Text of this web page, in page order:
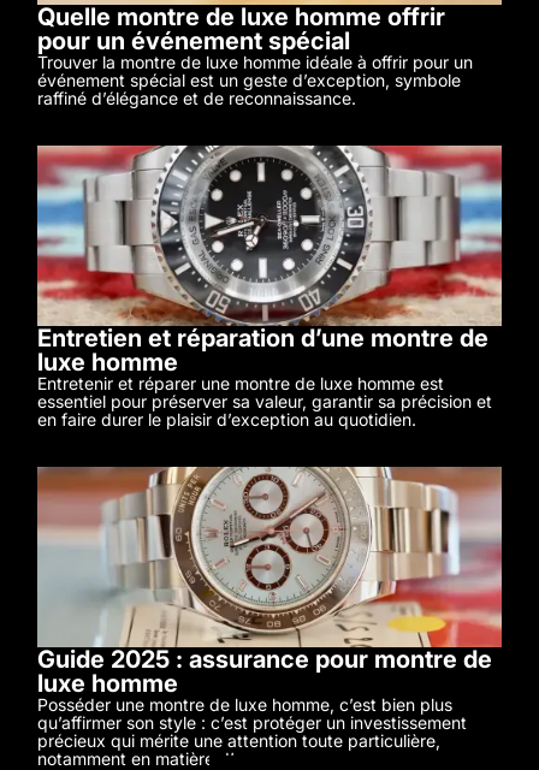
Quelle montre de luxe homme offrir
pour un événement spécial
Trouver la montre de luxe homme idéale à offrir pour un
événement spécial est un geste d’exception, symbole
raffiné d’élégance et de reconnaissance.
Entretien et réparation d’une montre de
luxe homme
Entretenir et réparer une montre de luxe homme est
essentiel pour préserver sa valeur, garantir sa précision et
en faire durer le plaisir d’exception au quotidien.
Guide 2025 : assurance pour montre de
luxe homme
Posséder une montre de luxe homme, c’est bien plus
qu’affirmer son style : c’est protéger un investissement
précieux qui mérite une attention toute particulière,
notamment en matière d’assurance.